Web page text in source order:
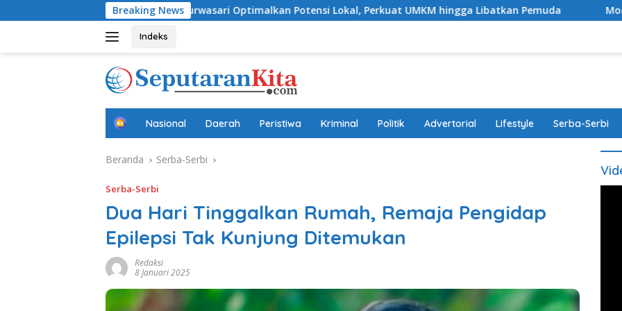
ke
Breaking News
Desa Purwasari Optimalkan Potensi Lokal, Perkuat UMKM hingga Libatkan Pemuda Modus Bawa Anak,
Indeks
B
a
d
Nasional Daerah Peristiwa Kriminal Politik Advertorial Lifestyle Serba-Serbi
Beranda Serba-Serbi
Serba-Serbi
Dua Hari Tinggalkan Rumah, Remaja Pengidap
Epilepsi Tak Kunjung Ditemukan
Redaksi
8 Januari 2025